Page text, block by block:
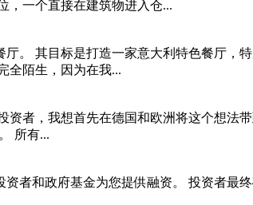
，一个直接在建筑物进入仓...
。 其目标是打造一家意大利特色餐厅，
全陌生，因为在我...
资者，我想首先在德国和欧洲将这个想
所有...
者和政府基金为您提供融资。 投资者最